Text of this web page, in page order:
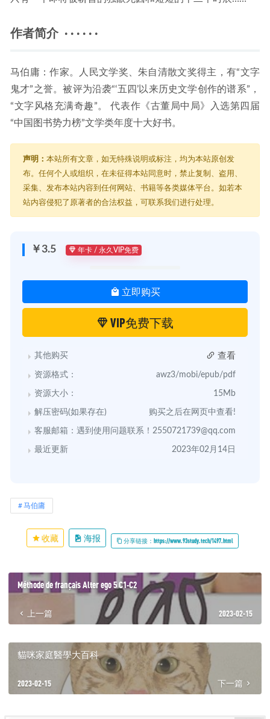
作者简介 · · · · · ·
马伯庸：作家。人民文学奖、朱自清散文奖得主，有“文字
鬼才”之誉。被评为沿袭“‘五四’以来历史文学创作的谱系”，
“文字风格充满奇趣”。 代表作《古董局中局》入选第四届
“中国图书势力榜”文学类年度十大好书。
声明： 本站所有文章，如无特殊说明或标注，均为本站原创发
布。任何个人或组织，在未征得本站同意时，禁止复制、盗用、
采集、发布本站内容到任何网站、书籍等各类媒体平台。如若本
站内容侵犯了原著者的合法权益，可联系我们进行处理。
￥3.5 年卡 / 永久VIP免费
立即购买
VIP免费下载
其他购买 查看
资源格式： awz3/mobi/epub/pdf
资源大小： 15Mb
解压密码(如果存在) 购买之后在网页中查看!
客服邮箱：遇到使用问题联系！ 2550721739@qq.com
最近更新 2023年02月14日
马伯庸
收藏 海报 分享链接：https://www.93study.tech/1497.html
Méthode de français Alter ego 5 C1-C2
上一篇 2023-02-15
貓咪家庭醫學大百科
2023-02-15 下一篇